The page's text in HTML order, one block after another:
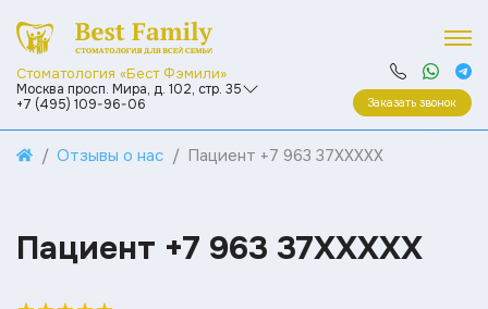
Стоматология «Бест Фэмили»
Москва просп. Мира, д. 102, стр. 35
+7 (495) 109-96-06
Заказать звонок
Отзывы о нас Пациент +7 963 37XXXXX
Пациент +7 963 37XXXXX